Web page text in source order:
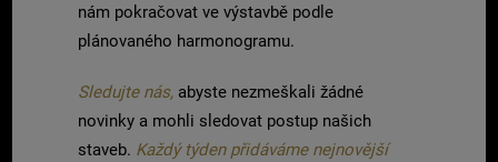
nám pokračovat ve výstavbě podle
plánovaného harmonogramu.
Sledujte nás, abyste nezmeškali žádné
novinky a mohli sledovat postup našich
staveb. Každý týden přidáváme nejnovější